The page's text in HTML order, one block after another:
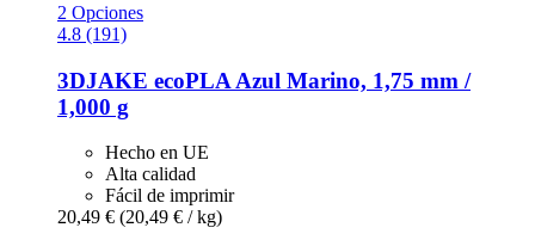
2 Opciones
4.8 (191)
3DJAKE ecoPLA Azul Marino, 1,75 mm /
1,000 g
Hecho en UE
Alta calidad
Fácil de imprimir
20,49 € (20,49 € / kg)